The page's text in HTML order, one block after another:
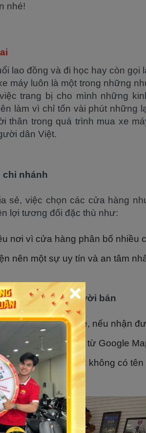
nhé!
lao đồng và đi học hay còn gọi
máy luôn là một trong những
trang bị cho mình những
làm vì chỉ tốn vài phút những
thân trong quá trình mua xe
dân Việt.
chi nhánh
sẻ, việc chọn các cửa hàng
lợi tương đối đặc thù như:
nơi vì cửa hàng phân bố nhiều
nên một sự uy tín và an tâm
của chính người bán
website, fanpage, nếu nhận
luận hay chia sẻ từ Google
xe máy lừa đảo: không có